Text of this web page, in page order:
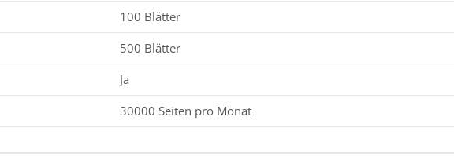
100 Blätter
500 Blätter
Ja
30000 Seiten pro Monat